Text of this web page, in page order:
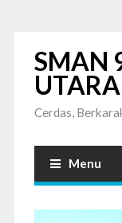
SMAN
UTARA
Cerdas,
Menu